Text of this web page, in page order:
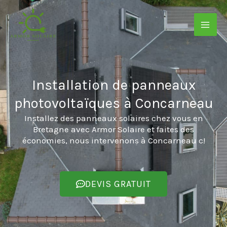
au
contenu
Installation de panneaux
photovoltaïques à Concarneau
Installez des panneaux solaires chez vous en
Bretagne avec Armor Solaire et faites des
économies, nous intervenons à Concarneau c!
DEVIS GRATUIT